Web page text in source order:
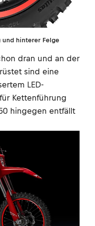
und hinterer Felge
dran und an der
sind eine
LED-
Kettenführung
hingegen entfällt